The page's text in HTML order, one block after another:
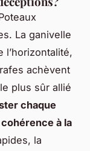
La ganivelle
achèvent
plus sûr allié
chaque
à la
la